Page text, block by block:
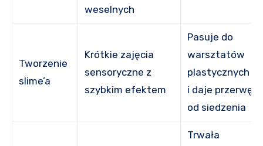
weselnych
Tworzenie
slime’a
Krótkie zajęcia
sensoryczne z
szybkim efektem
Pasuje do
warsztatów
plastycznych
i daje przerwę
od siedzenia
Trwała